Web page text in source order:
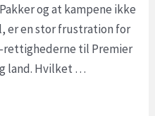
og at kampene ikke
er en stor frustration for
rettighederne til Premier
land. Hvilket …